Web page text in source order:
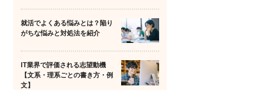
就活でよくある悩みとは？陥り
がちな悩みと対処法を紹介
IT業界で評価される志望動機
【文系・理系ごとの書き方・例
文】